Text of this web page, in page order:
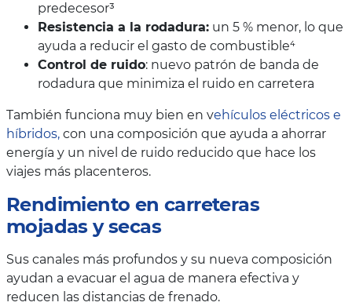
predecesor³
Resistencia a la rodadura: un 5 % menor, lo que
ayuda a reducir el gasto de combustible⁴
Control de ruido: nuevo patrón de banda de
rodadura que minimiza el ruido en carretera
También funciona muy bien en vehículos eléctricos e
híbridos, con una composición que ayuda a ahorrar
energía y un nivel de ruido reducido que hace los
viajes más placenteros.
Rendimiento en carreteras
mojadas y secas
Sus canales más profundos y su nueva composición
ayudan a evacuar el agua de manera efectiva y
reducen las distancias de frenado.